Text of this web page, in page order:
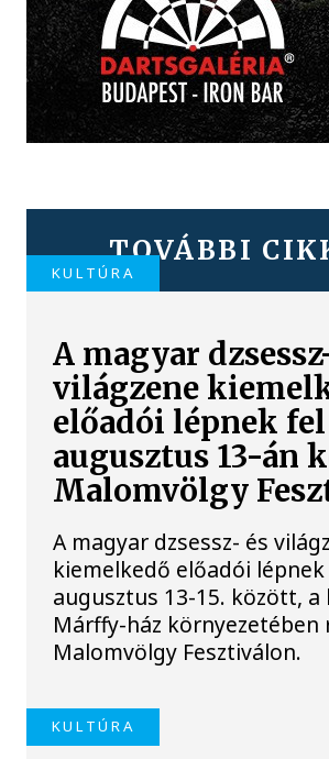
TOVÁBBI
KULTÚRA
A magyar
világzene
előadói lépnek fel
augusztus 13-án
Malomvölgy
A magyar dzsessz- és
kiemelkedő előadói lépnek
augusztus 13-15. között, a
Márffy-ház környezetében
Malomvölgy Fesztiválon.
KULTÚRA